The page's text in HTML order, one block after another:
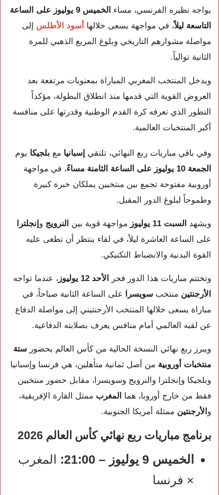
يواجه نظيره الفرنسي، مساء
الخميس 9 يوليوز على الساعة
التاسعة ليلاً، في مواجهة يسعى خلالها أسود الأطلس إلى
مواصلة مشوارهم التاريخي وبلوغ المربع الذهبي للمرة
الثانية توالياً.
ويدخل المنتخب المغربي المباراة بمعنويات مرتفعة بعد
العروض القوية التي قدمها منذ انطلاق البطولة، مؤكداً
التطور الذي تعرفه كرة القدم الوطنية وقدرتها على منافسة
أكبر المنتخبات العالمية.
وفي باقي مباريات ربع النهائي، تلتقي إسبانيا مع بلجيكا يوم
الجمعة 10 يوليوز على الساعة الثامنة مساءً
، في مواجهة
أوروبية مفتوحة تجمع بين منتخبين يملكان خبرة كبيرة
وطموحاً لبلوغ الدور المقبل.
ويشهد السبت 11 يوليوز مواجهة قوية بين النرويج وإنجلترا
على الساعة العاشرة ليلاً، في لقاء ينتظر أن تطغى عليه
القوة البدنية والانضباط التكتيكي.
وتختتم مباريات هذا الدور فجر الأحد 12 يوليوز
، عندما تواجه
الأرجنتين منتخب سويسرا
على الساعة الثانية صباحاً، في
مباراة يسعى خلالها المنتخب الأرجنتيني إلى مواصلة الدفاع
عن لقبه العالمي أمام منافس يعرف بصلابته الدفاعية.
ويبرز ربع نهائي النسخة الحالية من كأس العالم بحضور ستة
منتخبات أوروبية من أصل ثمانية متأهلين، هي فرنسا وإسبانيا
وبلجيكا وإنجلترا والنرويج وسويسرا، مقابل حضور منتخبين
فقط من خارج أوروبا، هما المغرب ممثل القارة الإفريقية،
و الأرجنتين ممثلة أمريكا الجنوبية.
برنامج مباريات ربع نهائي كأس العالم 2026
الخميس 9 يوليوز – 21:00:
المغرب
× فرنسا